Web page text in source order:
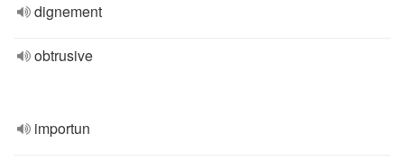
dignement
obtrusive
importun